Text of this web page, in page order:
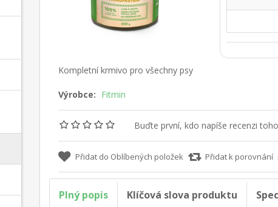
Kompletní krmivo pro všechny psy
Výrobce: Fitmin
Buďte první, kdo napíše recenzi
Plný popis Klíčová slova produktu